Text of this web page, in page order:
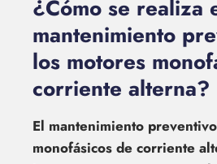
¿Cómo se realiza
mantenimiento
los motores
corriente alterna?
El mantenimiento
monofásicos de corriente